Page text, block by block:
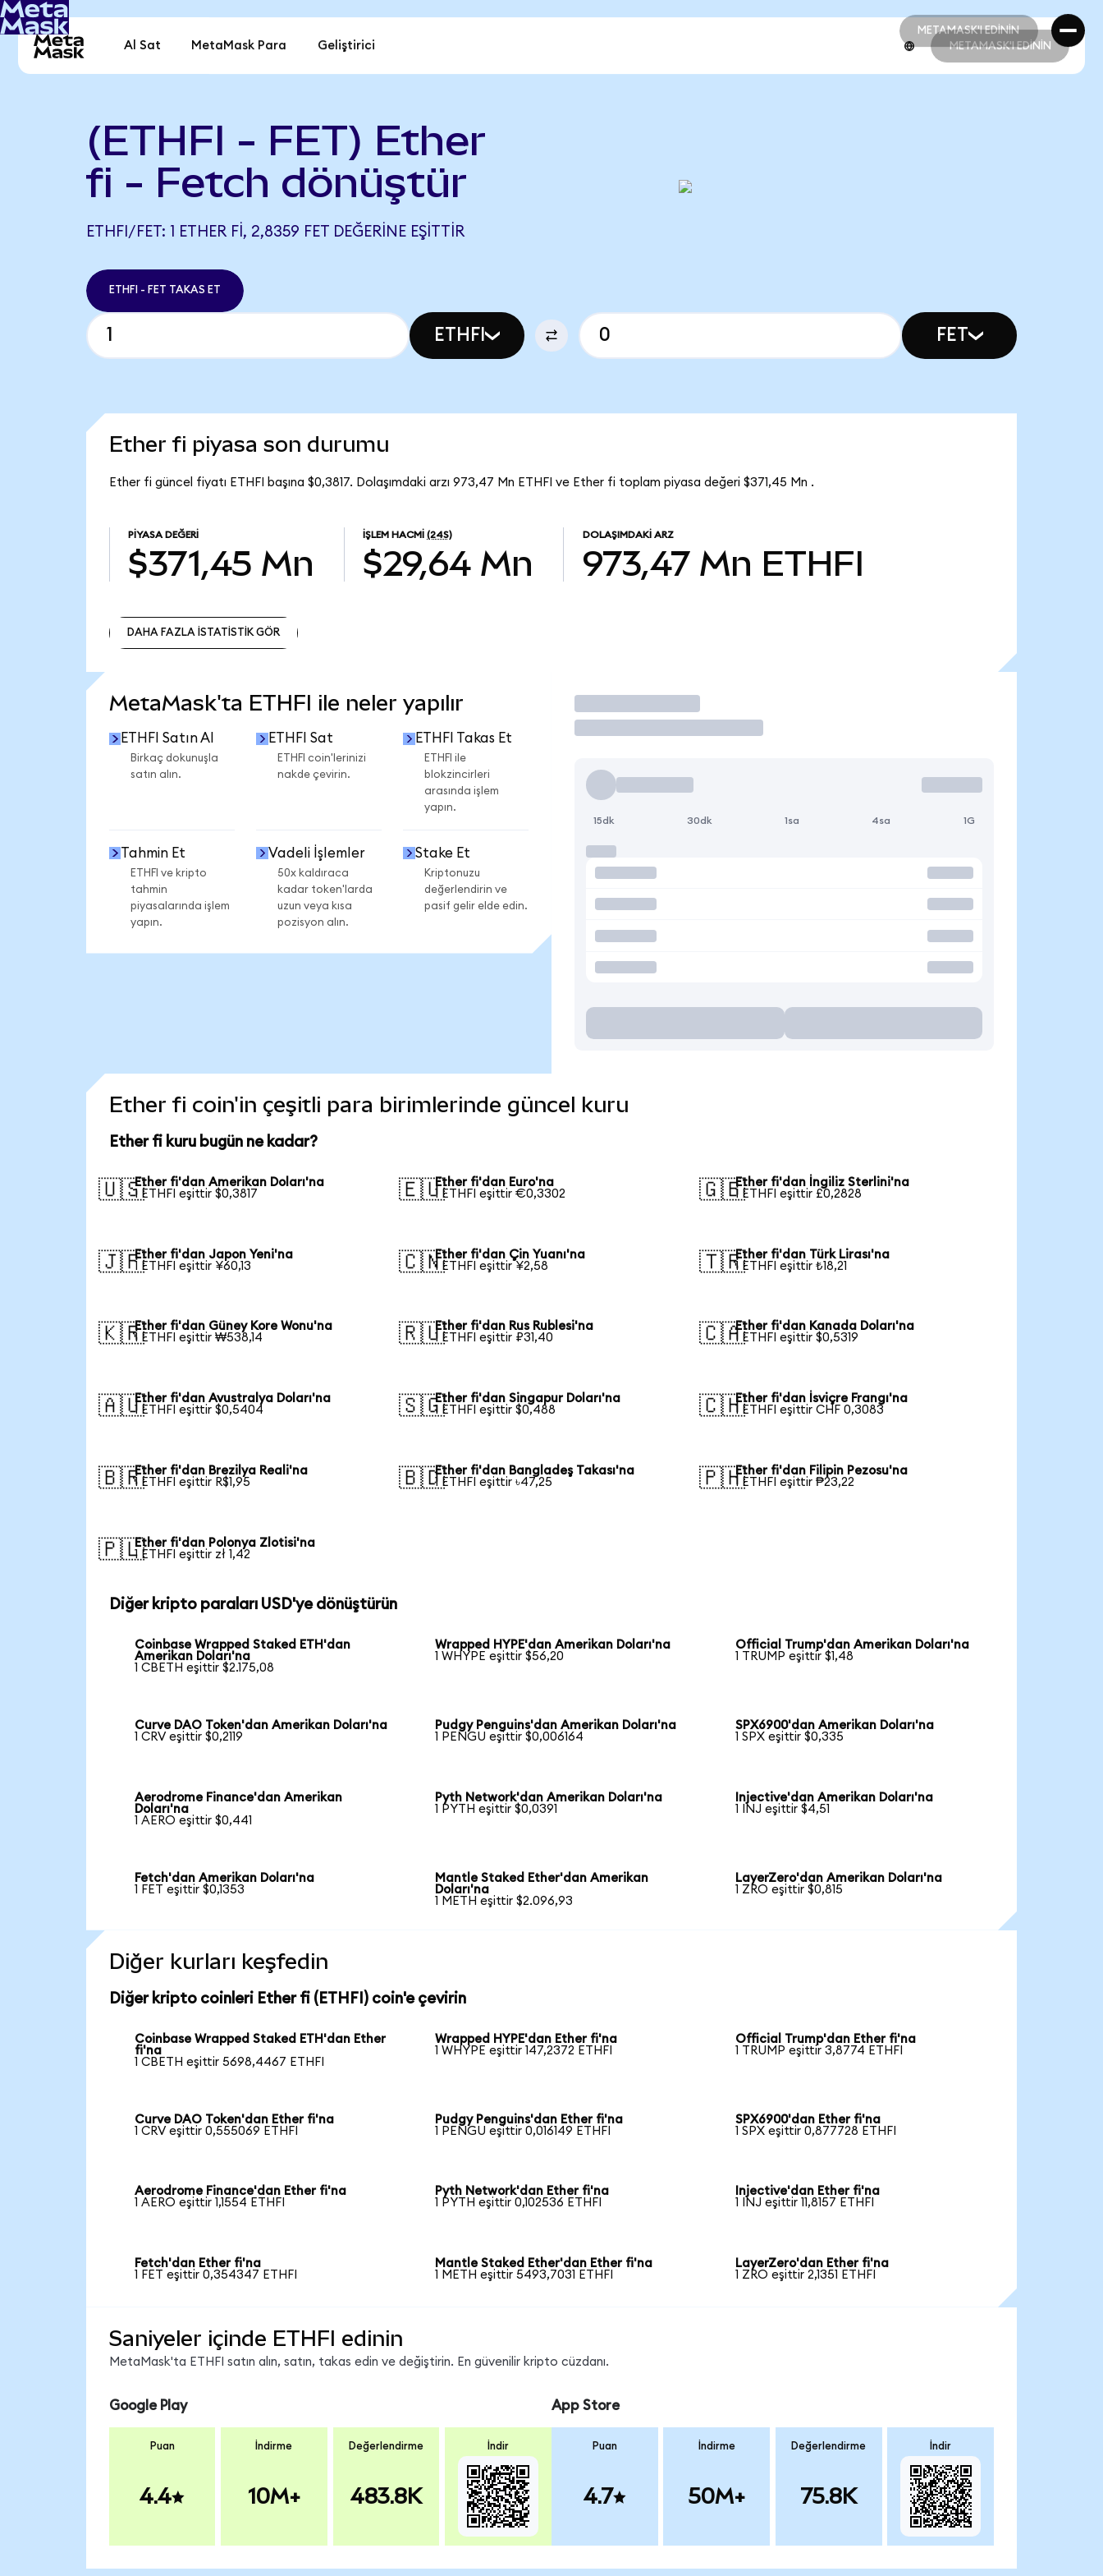
METAMASK'I EDİNİN
METAMASK'I EDİNİN
Al Sat MetaMask Para Geliştirici METAMASK'I EDİNİN
(ETHFI - FET) Ether
fi - Fetch dönüştür
ETHFI/FET: 1 ETHER FI, 2,8359 FET DEĞERINE EŞITTIR
ETHFI - FET TAKAS ET
ETHFI FET
Ether fi piyasa son durumu
Ether fi güncel fiyatı ETHFI başına $0,3817. Dolaşımdaki arzı 973,47 Mn ETHFI ve Ether fi toplam piyasa değeri $371,45 Mn .
PIYASA DEĞERI
$371,45 Mn
İŞLEM HACMI (24S)
$29,64 Mn
DOLAŞIMDAKI ARZ
973,47 Mn ETHFI
DAHA FAZLA İSTATİSTİK GÖR
MetaMask'ta ETHFI ile neler yapılır
ETHFI Satın Al
Birkaç dokunuşla
satın alın.
ETHFI Sat
ETHFI coin'lerinizi
nakde çevirin.
ETHFI Takas Et
ETHFI ile
blokzincirleri
arasında işlem
yapın.
Tahmin Et
ETHFI ve kripto
tahmin
piyasalarında işlem
yapın.
Vadeli İşlemler
50x kaldıraca
kadar token'larda
uzun veya kısa
pozisyon alın.
Stake Et
Kriptonuzu
değerlendirin ve
pasif gelir elde edin.
İşlem Yap
15dk 30dk 1sa 4sa 1G
Ether fi coin'in çeşitli para birimlerinde güncel kuru
Ether fi kuru bugün ne kadar?
🇺🇸Ether fi'dan Amerikan Doları'na
1 ETHFI eşittir $0,3817
🇪🇺Ether fi'dan Euro'na
1 ETHFI eşittir €0,3302
🇬🇧Ether fi'dan İngiliz Sterlini'na
1 ETHFI eşittir £0,2828
🇯🇵Ether fi'dan Japon Yeni'na
1 ETHFI eşittir ¥60,13
🇨🇳Ether fi'dan Çin Yuanı'na
1 ETHFI eşittir ¥2,58
🇹🇷Ether fi'dan Türk Lirası'na
1 ETHFI eşittir ₺18,21
🇰🇷Ether fi'dan Güney Kore Wonu'na
1 ETHFI eşittir ₩538,14
🇷🇺Ether fi'dan Rus Rublesi'na
1 ETHFI eşittir ₽31,40
🇨🇦Ether fi'dan Kanada Doları'na
1 ETHFI eşittir $0,5319
🇦🇺Ether fi'dan Avustralya Doları'na
1 ETHFI eşittir $0,5404
🇸🇬Ether fi'dan Singapur Doları'na
1 ETHFI eşittir $0,488
🇨🇭Ether fi'dan İsviçre Frangı'na
1 ETHFI eşittir CHF 0,3083
🇧🇷Ether fi'dan Brezilya Reali'na
1 ETHFI eşittir R$1,95
🇧🇩Ether fi'dan Bangladeş Takası'na
1 ETHFI eşittir ৳47,25
🇵🇭Ether fi'dan Filipin Pezosu'na
1 ETHFI eşittir ₱23,22
🇵🇱Ether fi'dan Polonya Zlotisi'na
1 ETHFI eşittir zł 1,42
Diğer kripto paraları USD'ye dönüştürün
Coinbase Wrapped Staked ETH'dan
Amerikan Doları'na
1 CBETH eşittir $2.175,08
Wrapped HYPE'dan Amerikan Doları'na
1 WHYPE eşittir $56,20
Official Trump'dan Amerikan Doları'na
1 TRUMP eşittir $1,48
Curve DAO Token'dan Amerikan Doları'na
1 CRV eşittir $0,2119
Pudgy Penguins'dan Amerikan Doları'na
1 PENGU eşittir $0,006164
SPX6900'dan Amerikan Doları'na
1 SPX eşittir $0,335
Aerodrome Finance'dan Amerikan
Doları'na
1 AERO eşittir $0,441
Pyth Network'dan Amerikan Doları'na
1 PYTH eşittir $0,0391
Injective'dan Amerikan Doları'na
1 INJ eşittir $4,51
Fetch'dan Amerikan Doları'na
1 FET eşittir $0,1353
Mantle Staked Ether'dan Amerikan
Doları'na
1 METH eşittir $2.096,93
LayerZero'dan Amerikan Doları'na
1 ZRO eşittir $0,815
Diğer kurları keşfedin
Diğer kripto coinleri Ether fi (ETHFI) coin'e çevirin
Coinbase Wrapped Staked ETH'dan Ether
fi'na
1 CBETH eşittir 5698,4467 ETHFI
Wrapped HYPE'dan Ether fi'na
1 WHYPE eşittir 147,2372 ETHFI
Official Trump'dan Ether fi'na
1 TRUMP eşittir 3,8774 ETHFI
Curve DAO Token'dan Ether fi'na
1 CRV eşittir 0,555069 ETHFI
Pudgy Penguins'dan Ether fi'na
1 PENGU eşittir 0,016149 ETHFI
SPX6900'dan Ether fi'na
1 SPX eşittir 0,877728 ETHFI
Aerodrome Finance'dan Ether fi'na
1 AERO eşittir 1,1554 ETHFI
Pyth Network'dan Ether fi'na
1 PYTH eşittir 0,102536 ETHFI
Injective'dan Ether fi'na
1 INJ eşittir 11,8157 ETHFI
Fetch'dan Ether fi'na
1 FET eşittir 0,354347 ETHFI
Mantle Staked Ether'dan Ether fi'na
1 METH eşittir 5493,7031 ETHFI
LayerZero'dan Ether fi'na
1 ZRO eşittir 2,1351 ETHFI
Saniyeler içinde ETHFI edinin
MetaMask'ta ETHFI satın alın, satın, takas edin ve değiştirin. En güvenilir kripto cüzdanı.
Google Play
Puan
4.4
İndirme
10M+
Değerlendirme
483.8K
İndir
App Store
Puan
4.7
İndirme
50M+
Değerlendirme
75.8K
İndir